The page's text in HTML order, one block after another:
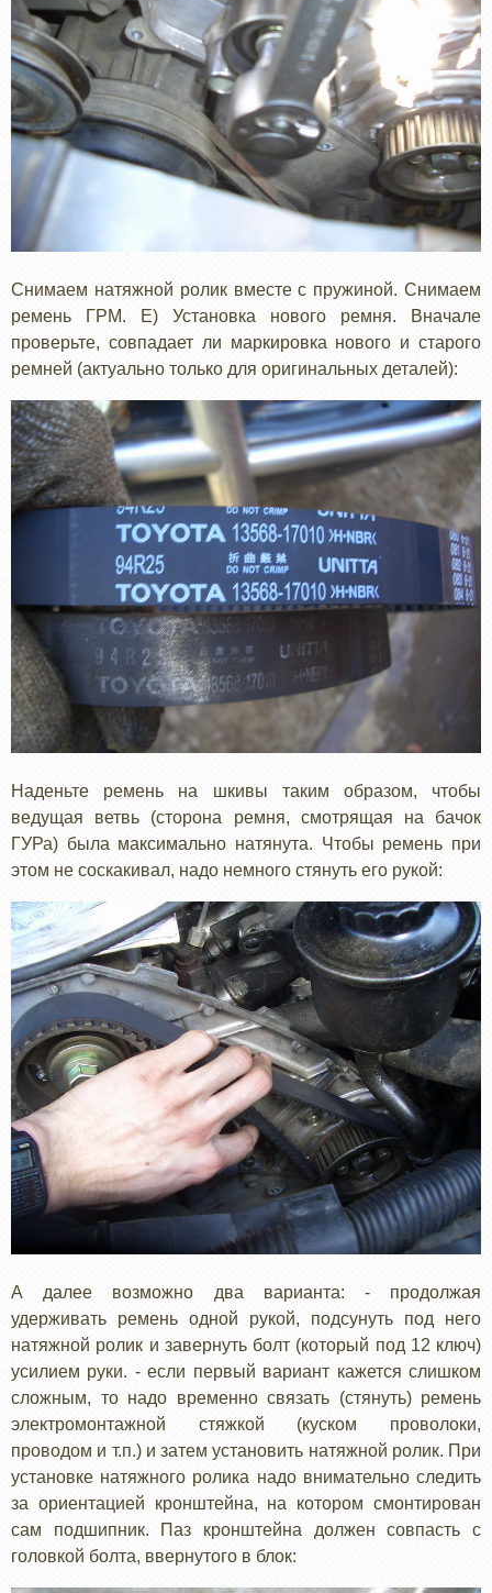
Снимаем натяжной ролик вместе с пружиной. Снимаем
ремень ГРМ. Е) Установка нового ремня. Вначале
проверьте, совпадает ли маркировка нового и старого
ремней (актуально только для оригинальных деталей):
Наденьте ремень на шкивы таким образом, чтобы
ведущая ветвь (сторона ремня, смотрящая на бачок
ГУРа) была максимально натянута. Чтобы ремень при
этом не соскакивал, надо немного стянуть его рукой:
А далее возможно два варианта: - продолжая
удерживать ремень одной рукой, подсунуть под него
натяжной ролик и завернуть болт (который под 12 ключ)
усилием руки. - если первый вариант кажется слишком
сложным, то надо временно связать (стянуть) ремень
электромонтажной стяжкой (куском проволоки,
проводом и т.п.) и затем установить натяжной ролик. При
установке натяжного ролика надо внимательно следить
за ориентацией кронштейна, на котором смонтирован
сам подшипник. Паз кронштейна должен совпасть с
головкой болта, ввернутого в блок: